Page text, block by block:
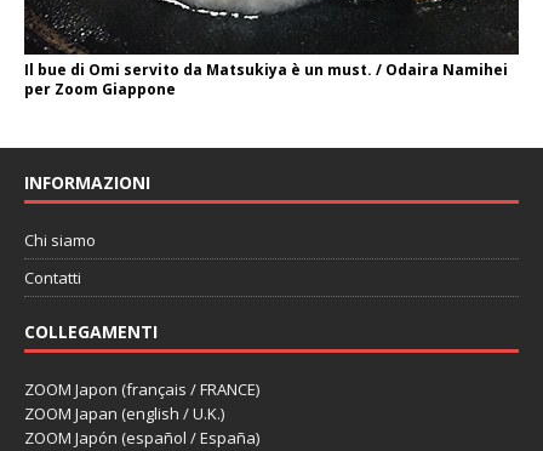
Il bue di Omi servito da Matsukiya è un must. / Odaira Namihei
per Zoom Giappone
INFORMAZIONI
Chi siamo
Contatti
COLLEGAMENTI
ZOOM Japon (français / FRANCE)
ZOOM Japan (english / U.K.)
ZOOM Japón (español / España)